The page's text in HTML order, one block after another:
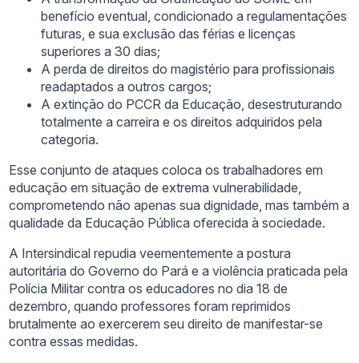
benefício eventual, condicionado a regulamentações
futuras, e sua exclusão das férias e licenças
superiores a 30 dias;
A perda de direitos do magistério para profissionais
readaptados a outros cargos;
A extinção do PCCR da Educação, desestruturando
totalmente a carreira e os direitos adquiridos pela
categoria.
Esse conjunto de ataques coloca os trabalhadores em
educação em situação de extrema vulnerabilidade,
comprometendo não apenas sua dignidade, mas também a
qualidade da Educação Pública oferecida à sociedade.
A Intersindical repudia veementemente a postura
autoritária do Governo do Pará e a violência praticada pela
Polícia Militar contra os educadores no dia 18 de
dezembro, quando professores foram reprimidos
brutalmente ao exercerem seu direito de manifestar-se
contra essas medidas.